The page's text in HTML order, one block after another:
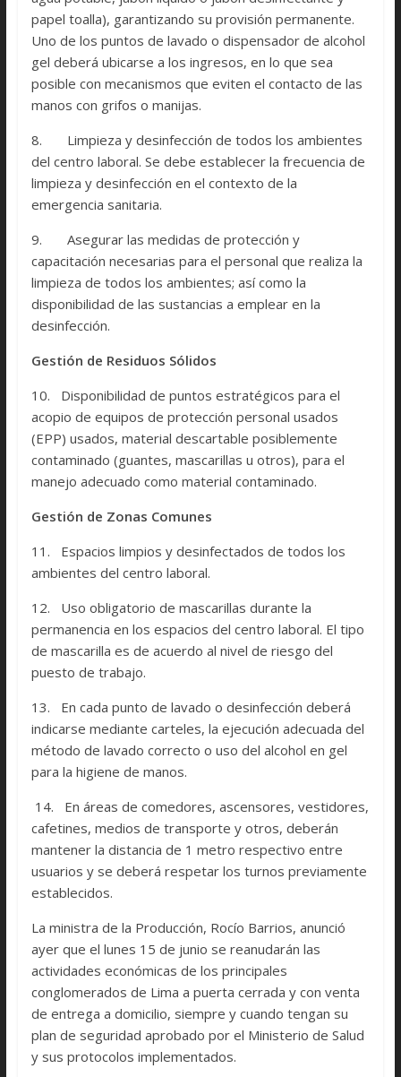
papel toalla), garantizando su provisión permanente.
Uno de los puntos de lavado o dispensador de alcohol
gel deberá ubicarse a los ingresos, en lo que sea
posible con mecanismos que eviten el contacto de las
manos con grifos o manijas.
8. Limpieza y desinfección de todos los ambientes
del centro laboral. Se debe establecer la frecuencia de
limpieza y desinfección en el contexto de la
emergencia sanitaria.
9. Asegurar las medidas de protección y
capacitación necesarias para el personal que realiza la
limpieza de todos los ambientes; así como la
disponibilidad de las sustancias a emplear en la
desinfección.
Gestión de Residuos Sólidos
10. Disponibilidad de puntos estratégicos para el
acopio de equipos de protección personal usados
(EPP) usados, material descartable posiblemente
contaminado (guantes, mascarillas u otros), para el
manejo adecuado como material contaminado.
Gestión de Zonas Comunes
11. Espacios limpios y desinfectados de todos los
ambientes del centro laboral.
12. Uso obligatorio de mascarillas durante la
permanencia en los espacios del centro laboral. El tipo
de mascarilla es de acuerdo al nivel de riesgo del
puesto de trabajo.
13. En cada punto de lavado o desinfección deberá
indicarse mediante carteles, la ejecución adecuada del
método de lavado correcto o uso del alcohol en gel
para la higiene de manos.
14. En áreas de comedores, ascensores, vestidores,
cafetines, medios de transporte y otros, deberán
mantener la distancia de 1 metro respectivo entre
usuarios y se deberá respetar los turnos previamente
establecidos.
La ministra de la Producción, Rocío Barrios, anunció
ayer que el lunes 15 de junio se reanudarán las
actividades económicas de los principales
conglomerados de Lima a puerta cerrada y con venta
de entrega a domicilio, siempre y cuando tengan su
plan de seguridad aprobado por el Ministerio de Salud
y sus protocolos implementados.